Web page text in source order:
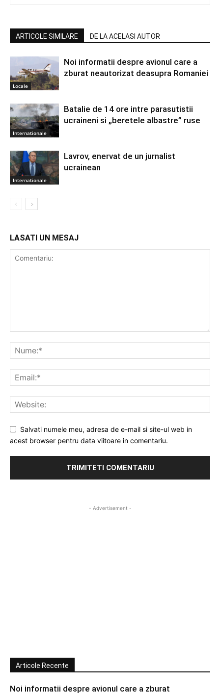
ARTICOLE SIMILARE DE LA ACELASI AUTOR
Locale
Noi informatii despre avionul care a
zburat neautorizat deasupra Romaniei
Internationale
Batalie de 14 ore intre parasutistii
ucraineni si „beretele albastre” ruse
Internationale
Lavrov, enervat de un jurnalist
ucrainean
LASATI UN MESAJ
Salvati numele meu, adresa de e-mail si site-ul web in
acest browser pentru data viitoare in comentariu.
- Advertisement -
Articole Recente
Noi informatii despre avionul care a zburat